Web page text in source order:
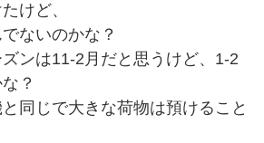
けど、
ないのかな？
ンは11-2月だと思うけど、1-2
？
同じで大きな荷物は預けること